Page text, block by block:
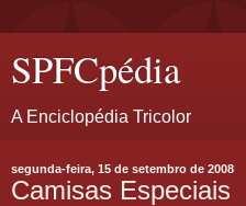
SPFCpédia
A Enciclopédia Tricolor
segunda-feira, 15 de setembro de 2008
Camisas Especiais